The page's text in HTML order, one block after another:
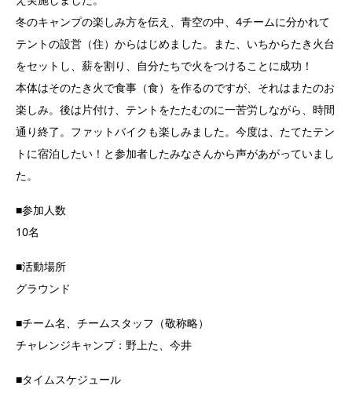
冬のキャンプの楽しみ方を伝え、青空の中、4チームに分かれて
テントの設営（住）からはじめました。また、いちからたき火台
をセットし、薪を割り、自分たちで火をつけることに成功！
本体はそのたき火で食事（食）を作るのですが、それはまたのお
楽しみ。後は片付け、テントをたたむのに一苦労しながら、時間
通り終了。ファットバイクも楽しみました。今度は、たてたテン
トに宿泊したい！と参加者したみなさんから声があがっていまし
た。
■参加人数
10名
■活動場所
グラウンド
■チーム名、チームスタッフ（敬称略）
チャレンジキャンプ：野上た、今井
■タイムスケジュール